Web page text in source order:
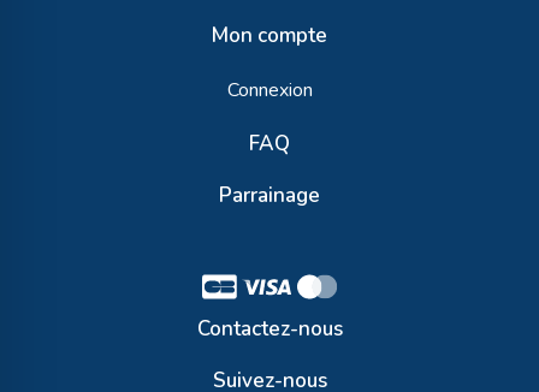
Mon compte
Connexion
FAQ
Parrainage
Contactez-nous
Suivez-nous